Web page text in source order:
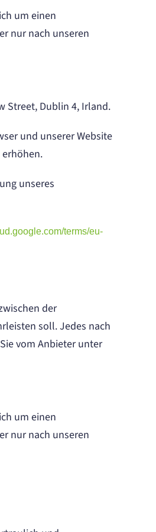
um einen
nur nach unseren
Street, Dublin 4, Irland.
und unserer Website
unseres
terms/eu-
der
soll. Jedes nach
vom Anbieter unter
um einen
nur nach unseren